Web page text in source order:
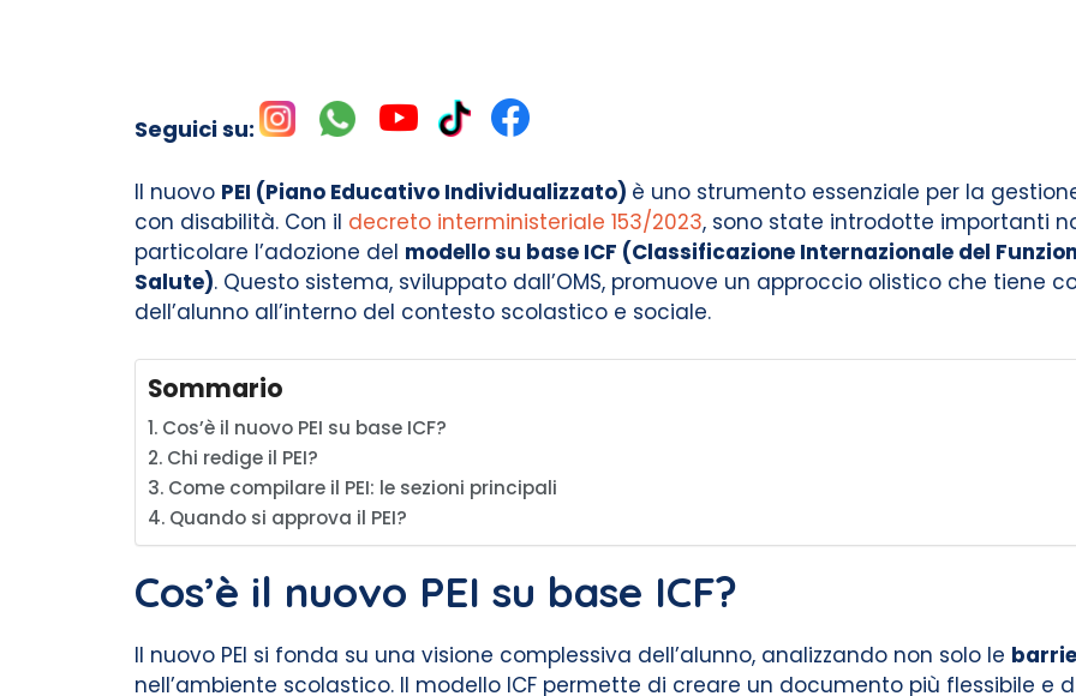
Seguici su:
Il nuovo PEI (Piano Educativo Individualizzato) è uno strumento essenziale per la
con disabilità. Con il decreto interministeriale 153/2023, sono state introdotte importanti
particolare l’adozione del modello su base ICF (Classificazione Internazionale del
Salute). Questo sistema, sviluppato dall’OMS, promuove un approccio olistico che tiene
dell’alunno all’interno del contesto scolastico e sociale.
Sommario
Cos’è il nuovo PEI su base ICF?
Chi redige il PEI?
Come compilare il PEI: le sezioni principali
Quando si approva il PEI?
Cos’è il nuovo PEI su base ICF?
Il nuovo PEI si fonda su una visione complessiva dell’alunno, analizzando non solo le
nell’ambiente scolastico. Il modello ICF permette di creare un documento più flessibile e